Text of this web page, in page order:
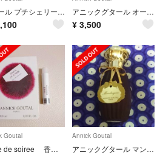
グタール プチシェリー EDP 100ml ＆ ハンドクリーム ※お箱無し※ アニックグタール オーダドリアン オードパァルファム
¥ 3,500
Goutal
tenue de soiree 香水 新品 ANNICKGOUTAL 0.8l
Annick Goutal
アニックグタール マンドラゴール